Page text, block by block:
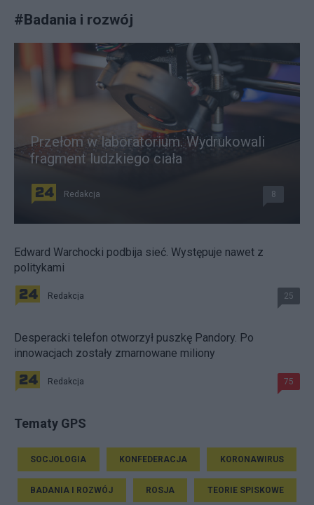
#Badania i rozwój
Przełom w laboratorium. Wydrukowali
fragment ludzkiego ciała
Redakcja 8
Edward Warchocki podbija sieć. Występuje nawet z
politykami
Redakcja 25
Desperacki telefon otworzył puszkę Pandory. Po
innowacjach zostały zmarnowane miliony
Redakcja 75
Tematy GPS
SOCJOLOGIA KONFEDERACJA KORONAWIRUS
BADANIA I ROZWÓJ ROSJA TEORIE SPISKOWE